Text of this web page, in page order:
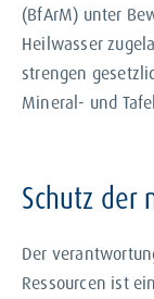
(BfArM) unter
Heilwasser
strengen
Mineral- und
Schutz der
Der
Ressourcen ist